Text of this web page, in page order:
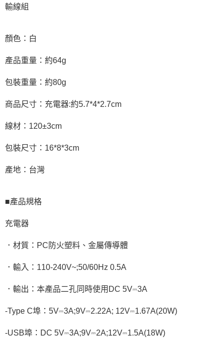
輸線組
顏色：白
產品重量：約64g
包裝重量：約80g
商品尺寸：充電器:約5.7*4*2.7cm
線材：120±3cm
包裝尺寸：16*8*3cm
產地：台灣
■產品規格
充電器
．材質：PC防火塑料、金屬傳導體
．輸入：110-240V~;50/60Hz 0.5A
．輸出：本產品二孔同時使用DC 5V⎓3A
-Type C埠：5V⎓3A;9V⎓2.22A; 12V⎓1.67A(20W)
-USB埠：DC 5V⎓3A;9V⎓2A;12V⎓1.5A(18W)